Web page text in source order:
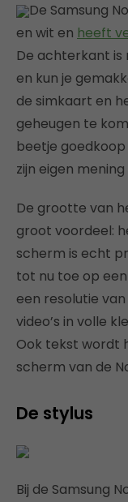
De Samsung
en wit en heeft
De achterkant is
en kun je
de simkaart en
geheugen te
beetje
zijn eigen
De grootte van
groot voordeel:
scherm is echt
tot nu toe op
een resolutie van
video’s in volle
Ook tekst wordt
scherm van de
De stylus
Bij de Samsung